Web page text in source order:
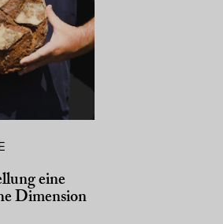
eine
Dimension